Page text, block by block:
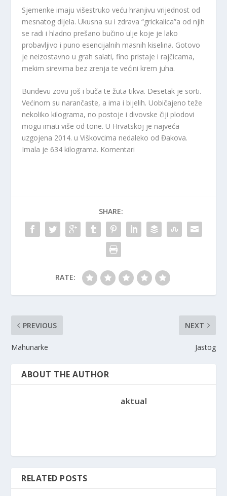
Sjemenke imaju višestruko veću hranjivu vrijednost od
mesnatog dijela. Ukusna su i zdrava “grickalica”a od njih
se radi i hladno prešano bučino ulje koje je lako
probavljivo i puno esencijalnih masnih kiselina. Gotovo
je neizostavno u grah salati, fino pristaje i rajčicama,
mekim sirevima bez zrenja te većini krem juha.
Bundevu zovu još i buča te žuta tikva. Desetak je sorti.
Većinom su narančaste, a ima i bijelih. Uobičajeno teže
nekoliko kilograma, no postoje i divovske čiji plodovi
mogu imati više od tone. U Hrvatskoj je najveća
uzgojena 2014. u Viškovcima nedaleko od Đakova.
Imala je 634 kilograma. Komentari
SHARE:
RATE:
PREVIOUS
Mahunarke
NEXT
Jastog
ABOUT THE AUTHOR
aktual
RELATED POSTS